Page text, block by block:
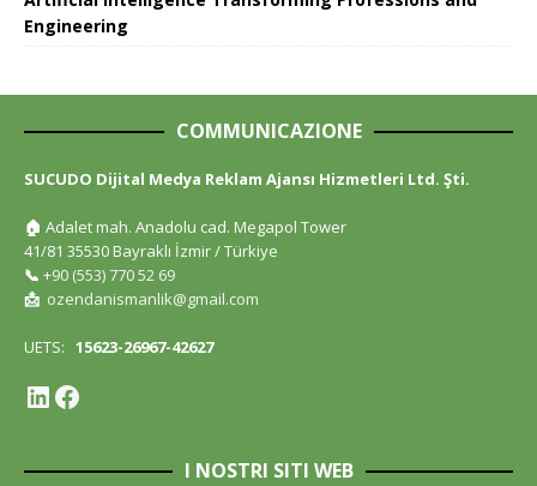
Engineering
COMMUNICAZIONE
SUCUDO Dijital Medya Reklam Ajansı Hizmetleri Ltd. Şti.
🏠 Adalet mah. Anadolu cad. Megapol Tower
41/81 35530 Bayraklı İzmir / Türkiye
📞 +90 (553) 770 52 69
📩 ozendanismanlik@gmail.com
UETS: 15623-26967-42627
I NOSTRI SITI WEB